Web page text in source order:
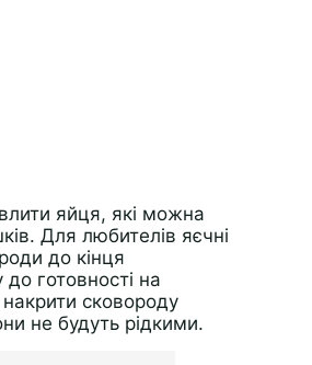
яйця, які можна
Для любителів яєчні
до кінця
готовності на
сковороду
не будуть рідкими.